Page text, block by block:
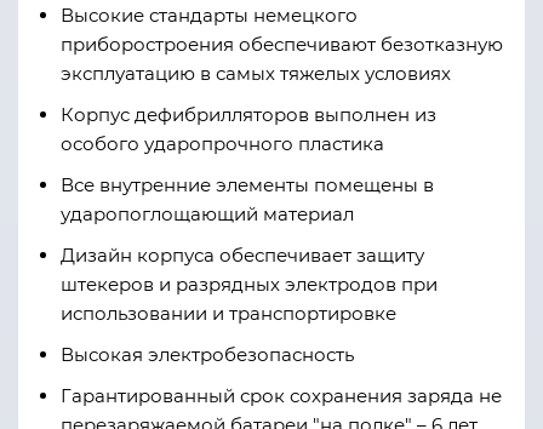
Высокие стандарты немецкого
приборостроения обеспечивают безотказную
эксплуатацию в самых тяжелых условиях
Корпус дефибрилляторов выполнен из
особого ударопрочного пластика
Все внутренние элементы помещены в
ударопоглощающий материал
Дизайн корпуса обеспечивает защиту
штекеров и разрядных электродов при
использовании и транспортировке
Высокая электробезопасность
Гарантированный срок сохранения заряда не